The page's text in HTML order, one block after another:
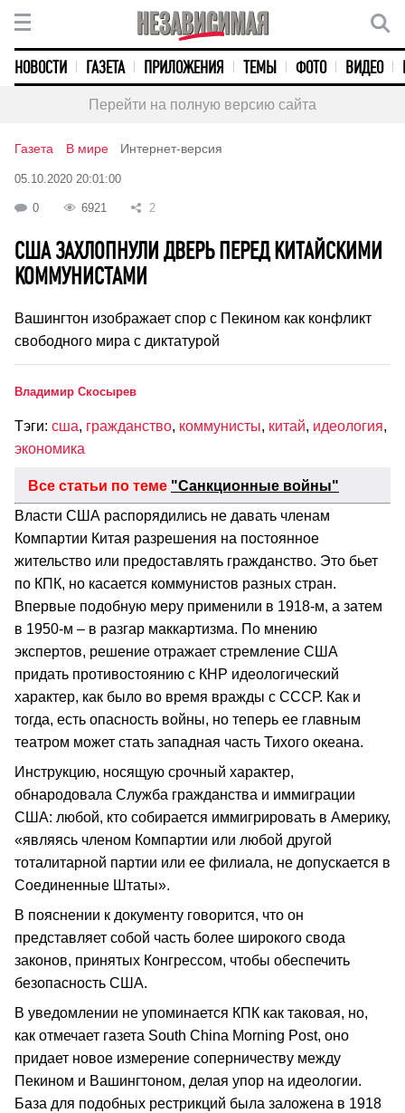
НОВОСТИ ГАЗЕТА ПРИЛОЖЕНИЯ ТЕМЫ ФОТО ВИДЕО
Перейти на полную версию сайта
Газета В мире Интернет-версия
05.10.2020 20:01:00
0 6921 2
США ЗАХЛОПНУЛИ ДВЕРЬ ПЕРЕД КИТАЙСКИМИ
КОММУНИСТАМИ
Вашингтон изображает спор с Пекином как конфликт
свободного мира с диктатурой
Владимир Скосырев
Тэги: сша, гражданство, коммунисты, китай, идеология,
экономика
Все статьи по теме "Санкционные войны"
Власти США распорядились не давать членам
Компартии Китая разрешения на постоянное
жительство или предоставлять гражданство. Это бьет
по КПК, но касается коммунистов разных стран.
Впервые подобную меру применили в 1918-м, а затем
в 1950-м – в разгар маккартизма. По мнению
экспертов, решение отражает стремление США
придать противостоянию с КНР идеологический
характер, как было во время вражды с СССР. Как и
тогда, есть опасность войны, но теперь ее главным
театром может стать западная часть Тихого океана.
Инструкцию, носящую срочный характер,
обнародовала Служба гражданства и иммиграции
США: любой, кто собирается иммигрировать в Америку,
«являясь членом Компартии или любой другой
тоталитарной партии или ее филиала, не допускается в
Соединенные Штаты».
В пояснении к документу говорится, что он
представляет собой часть более широкого свода
законов, принятых Конгрессом, чтобы обеспечить
безопасность США.
В уведомлении не упоминается КПК как таковая, но,
как отмечает газета South China Morning Post, оно
придает новое измерение соперничеству между
Пекином и Вашингтоном, делая упор на идеологии.
База для подобных рестрикций была заложена в 1918